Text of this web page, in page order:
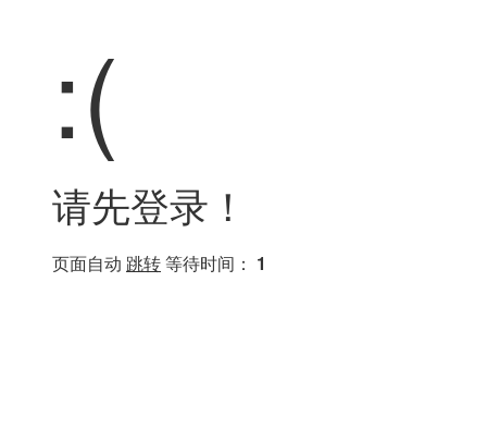
:(
请先登录！
页面自动 跳转等待时间： 1